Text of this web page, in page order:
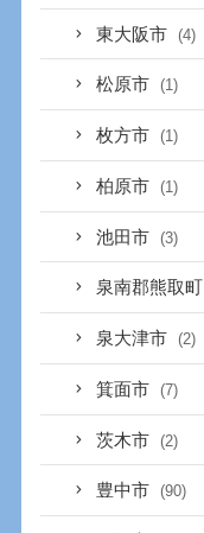
東大阪市 (4)
松原市 (1)
枚方市 (1)
柏原市 (1)
池田市 (3)
泉南郡熊取町
泉大津市 (2)
箕面市 (7)
茨木市 (2)
豊中市 (90)